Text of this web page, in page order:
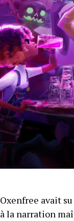
Oxenfree avait
à la narration